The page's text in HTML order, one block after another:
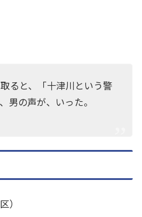
ると、「十津川という警
男の声が、いった。
）